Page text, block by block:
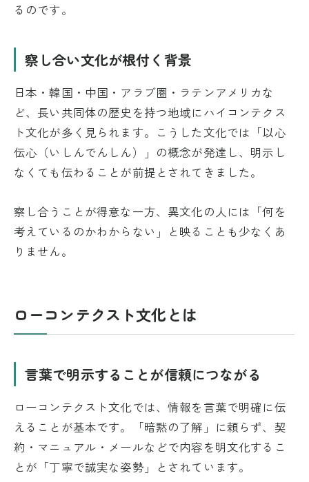
るのです。
察し合い文化が根付く背景
日本・韓国・中国・アラブ圏・ラテンアメリカな
ど、長い共同体の歴史を持つ地域にハイコンテクス
ト文化が多く見られます。こうした文化では「以心
伝心（いしんでんしん）」の概念が発達し、明示し
なくても伝わることが前提とされてきました。
察し合うことが得意な一方、異文化の人には「何を
考えているのかわからない」と映ることも少なくあ
りません。
ローコンテクスト文化とは
言葉で明示することが信頼につながる
ローコンテクスト文化では、情報を言葉で明確に伝
えることが基本です。「暗黙の了解」に頼らず、契
約・マニュアル・メールなどで内容を明文化するこ
とが「丁寧で誠実な姿勢」とされています。